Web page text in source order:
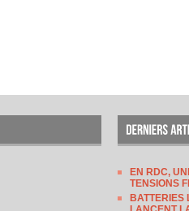
EN RDC,
TENSIONS
BATTERIES